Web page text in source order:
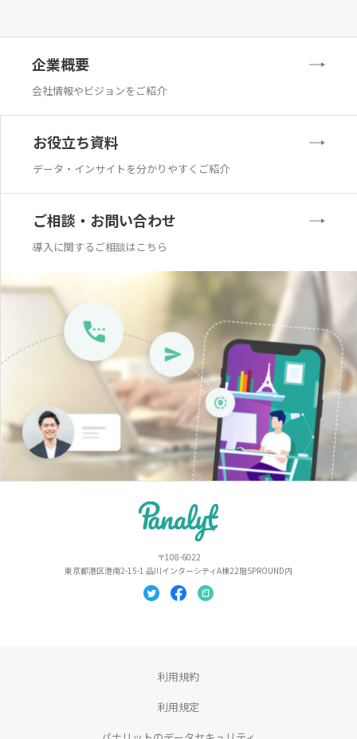
企業概要
会社情報やビジョンをご紹介
お役立ち資料
データ・インサイトを分かりやすくご紹介
ご相談・お問い合わせ
導入に関するご相談はこちら
〒108-6022
東京都港区港南2-15-1 品川インターシティA棟22階SPROUND内
利用規約
利用規定